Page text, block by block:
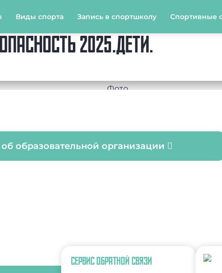
Виды спорта Запись в спортшколу Спортивные
2025.ДЕТИ.
образовательной организации
СЕРВИС ОБРАТНОЙ СВЯЗИ